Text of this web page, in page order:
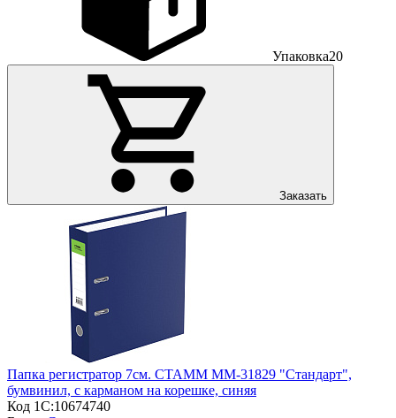
Упаковка20
Заказать
Папка регистратор 7см. СТАММ ММ-31829 "Стандарт",
бумвинил, с карманом на корешке, синяя
Код 1С:10674740